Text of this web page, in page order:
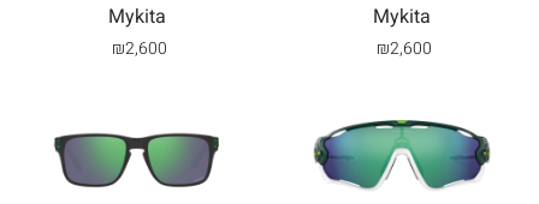
₪2,600
Mykita
₪2,600
Mykita